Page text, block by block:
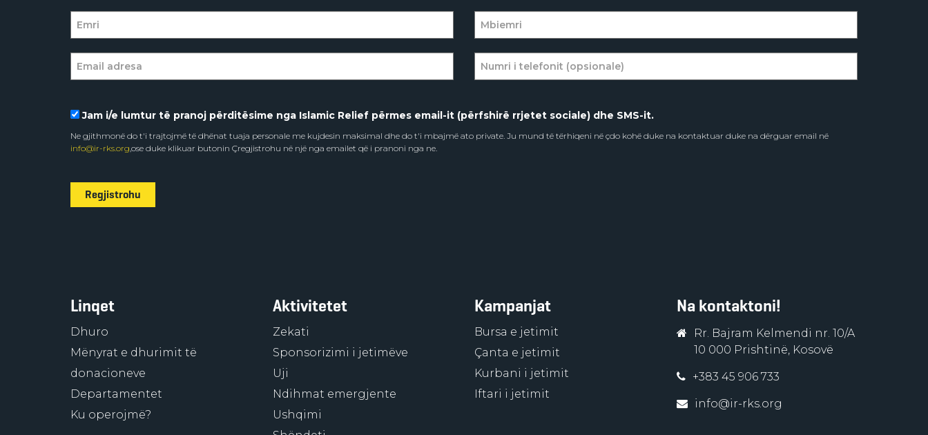
Jam i/e lumtur të pranoj përditësime nga Islamic Relief përmes email-it (përfshirë rrjetet sociale) dhe SMS-it.
Ne gjithmonë do t'i trajtojmë të dhënat tuaja personale me kujdesin maksimal dhe do t'i mbajmë ato private. Ju mund të tërhiqeni në çdo kohë duke na kontaktuar duke na dërguar email në
info@ir-rks.org,ose duke klikuar butonin Çregjistrohu në një nga emailet që i pranoni nga ne.
Regjistrohu
Linqet
Dhuro
Mënyrat e dhurimit të
donacioneve
Departamentet
Ku operojmë?
Aktivitetet
Zekati
Sponsorizimi i jetimëve
Uji
Ndihmat emergjente
Ushqimi
Kampanjat
Bursa e jetimit
Çanta e jetimit
Kurbani i jetimit
Iftari i jetimit
Na kontaktoni!
Rr. Bajram Kelmendi nr. 10/A
10 000 Prishtinë, Kosovë
+383 45 906 733
info@ir-rks.org